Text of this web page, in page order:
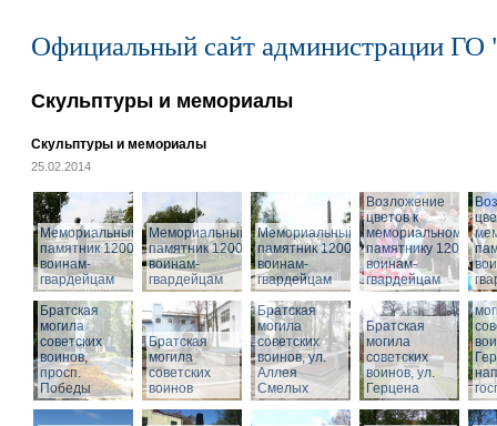
Официальный сайт администрации ГО
Скульптуры и мемориалы
Скульптуры и мемориалы
25.02.2014
Мемориальный
памятник 1200
воинам-
гвардейцам
Мемориальный
памятник 1200
воинам-
гвардейцам
Мемориальный
памятник 1200
воинам-
гвардейцам
Возложение
цветов к
мемориальному
памятнику 1200
воинам-
гвардейцам
Братская
могила
советских
воинов,
просп.
Победы
Братская
могила
советских
воинов
Братская
могила
советских
воинов, ул.
Аллея
Смелых
Братская
могила
советских
воинов, ул.
Герцена